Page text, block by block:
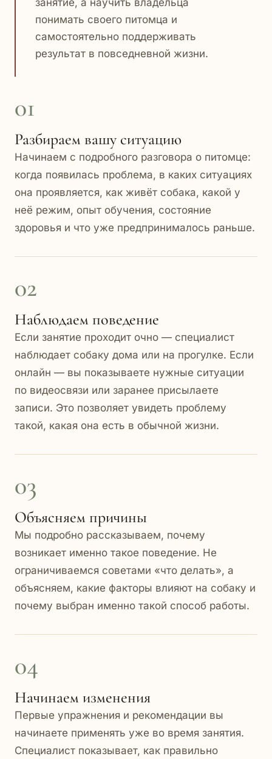
понимать своего питомца и
самостоятельно поддерживать
результат в повседневной жизни.
01
Разбираем вашу ситуацию
Начинаем с подробного разговора о питомце:
когда появилась проблема, в каких ситуациях
она проявляется, как живёт собака, какой у
неё режим, опыт обучения, состояние
здоровья и что уже предпринималось раньше.
02
Наблюдаем поведение
Если занятие проходит очно — специалист
наблюдает собаку дома или на прогулке. Если
онлайн — вы показываете нужные ситуации
по видеосвязи или заранее присылаете
записи. Это позволяет увидеть проблему
такой, какая она есть в обычной жизни.
03
Объясняем причины
Мы подробно рассказываем, почему
возникает именно такое поведение. Не
ограничиваемся советами «что делать», а
объясняем, какие факторы влияют на собаку и
почему выбран именно такой способ работы.
04
Начинаем изменения
Первые упражнения и рекомендации вы
начинаете применять уже во время занятия.
Специалист показывает, как правильно